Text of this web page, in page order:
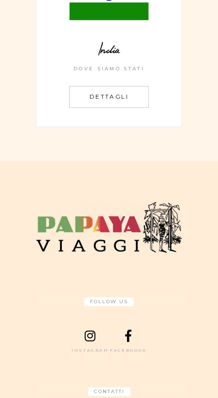
India
DOVE SIAMO STATI
DETTAGLI
FOLLOW US
INSTAGRAM FACEBOOOK
CONTATTI